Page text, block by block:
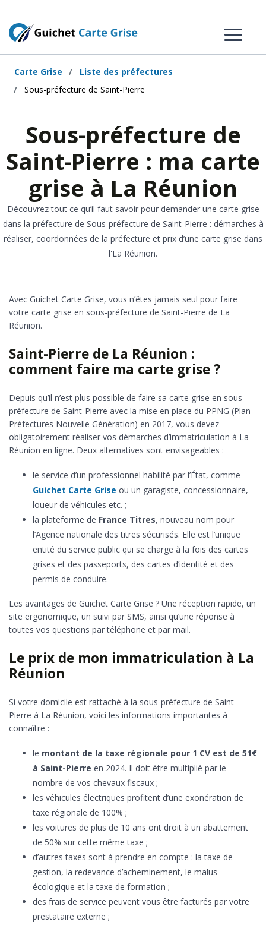
Carte Grise
Liste des préfectures
Sous-préfecture de Saint-Pierre
Sous-préfecture de
Saint-Pierre : ma carte
grise à La Réunion
Découvrez tout ce qu’il faut savoir pour demander une carte grise
dans la préfecture de Sous-préfecture de Saint-Pierre : démarches à
réaliser, coordonnées de la préfecture et prix d’une carte grise dans
l'La Réunion.
Avec Guichet Carte Grise, vous n’êtes jamais seul pour faire
votre carte grise en sous-préfecture de Saint-Pierre de La
Réunion.
Saint-Pierre de La Réunion :
comment faire ma carte grise ?
Depuis qu’il n’est plus possible de faire sa carte grise en sous-
préfecture de Saint-Pierre avec la mise en place du PPNG (Plan
Préfectures Nouvelle Génération) en 2017, vous devez
obligatoirement réaliser vos démarches d’immatriculation à La
Réunion en ligne. Deux alternatives sont envisageables :
le service d’un professionnel habilité par l’État, comme
Guichet Carte Grise ou un garagiste, concessionnaire,
loueur de véhicules etc. ;
la plateforme de France Titres, nouveau nom pour
l’Agence nationale des titres sécurisés. Elle est l’unique
entité du service public qui se charge à la fois des cartes
grises et des passeports, des cartes d’identité et des
permis de conduire.
Les avantages de Guichet Carte Grise ? Une réception rapide, un
site ergonomique, un suivi par SMS, ainsi qu’une réponse à
toutes vos questions par téléphone et par mail.
Le prix de mon immatriculation à La
Réunion
Si votre domicile est rattaché à la sous-préfecture de Saint-
Pierre à La Réunion, voici les informations importantes à
connaître :
le montant de la taxe régionale pour 1 CV est de 51€
à Saint-Pierre en 2024. Il doit être multiplié par le
nombre de vos chevaux fiscaux ;
les véhicules électriques profitent d’une exonération de
taxe régionale de 100% ;
les voitures de plus de 10 ans ont droit à un abattement
de 50% sur cette même taxe ;
d’autres taxes sont à prendre en compte : la taxe de
gestion, la redevance d’acheminement, le malus
écologique et la taxe de formation ;
des frais de service peuvent vous être facturés par votre
prestataire externe ;